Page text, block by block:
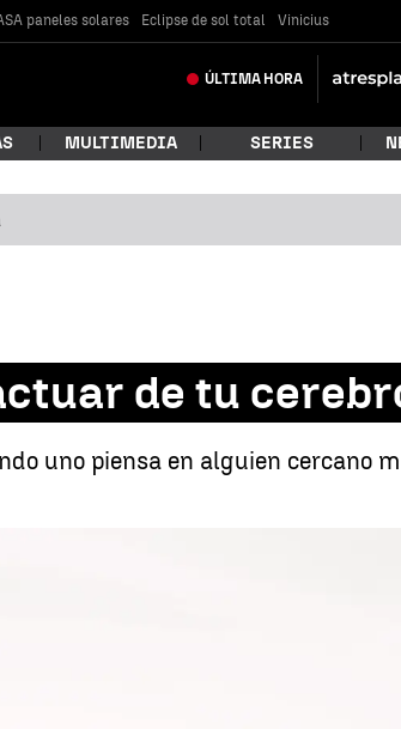
paneles solares Eclipse de sol total Vinicius
ÚLTIMA HORA
MULTIMEDIA SERIES
de tu
uno piensa en alguien cercano